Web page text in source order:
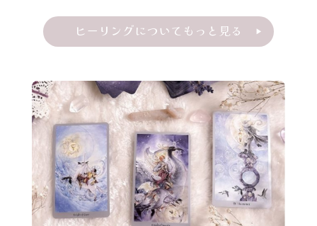
ヒーリングについてもっと見る